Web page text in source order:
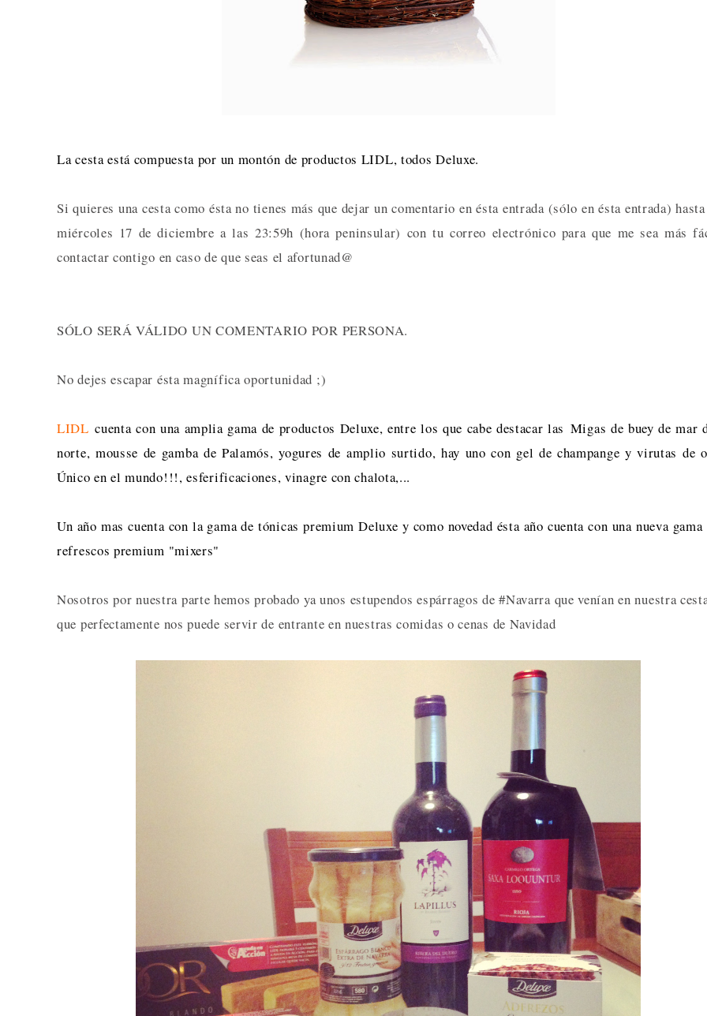
La cesta está compuesta por un montón de productos LIDL, todos Deluxe.
Si quieres una cesta como ésta no tienes más que dejar un comentario en ésta entrada (sólo en ésta entrada)
miércoles 17 de diciembre a las 23:59h (hora peninsular) con tu correo electrónico para que me sea más
contactar contigo en caso de que seas el afortunad@
SÓLO SERÁ VÁLIDO UN COMENTARIO POR PERSONA.
No dejes escapar ésta magnífica oportunidad ;)
LIDL cuenta con una amplia gama de productos Deluxe, entre los que cabe destacar las Migas de buey de mar
norte, mousse de gamba de Palamós, yogures de amplio surtido, hay uno con gel de champange y virutas de
Único en el mundo!!!, esferificaciones, vinagre con chalota,...
Un año mas cuenta con la gama de tónicas premium Deluxe y como novedad ésta año cuenta con una nueva gama
refrescos premium "mixers"
Nosotros por nuestra parte hemos probado ya unos estupendos espárragos de #Navarra que venían en nuestra
que perfectamente nos puede servir de entrante en nuestras comidas o cenas de Navidad